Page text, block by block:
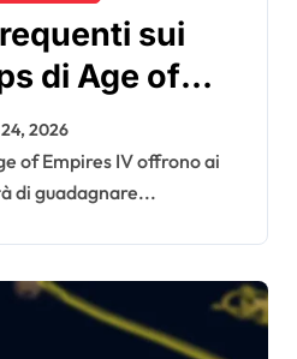
sui
di Age of
Domande
di
dei
2026
di guadagnare...